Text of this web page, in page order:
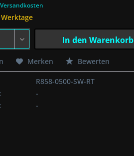
In den Warenkorb
Merken Bewerten
R858-0500-SW-RT
-
-